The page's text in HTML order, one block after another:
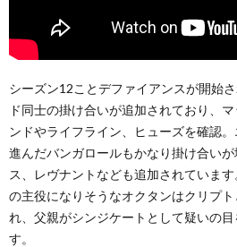
シーズン12ことデファイアンスが開始
ド同士の掛け合いが追加されており、
ンドやライフライン、ヒューズを確認
進んだバンガロールもかなり掛け合い
ス、レヴナントなども追加されていま
の主役になりそうなオクタンはクリプ
れ、父親がシンジケートとして疑いの
す。